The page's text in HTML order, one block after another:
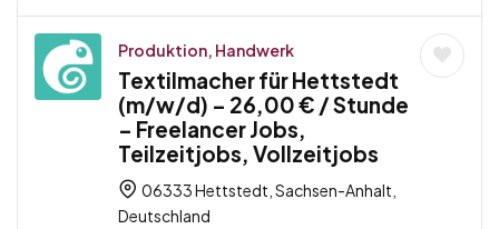
Produktion, Handwerk
Textilmacher für Hettstedt
(m/w/d) – 26,00 € / Stunde
– Freelancer Jobs,
Teilzeitjobs, Vollzeitjobs
06333 Hettstedt, Sachsen-Anhalt,
Deutschland